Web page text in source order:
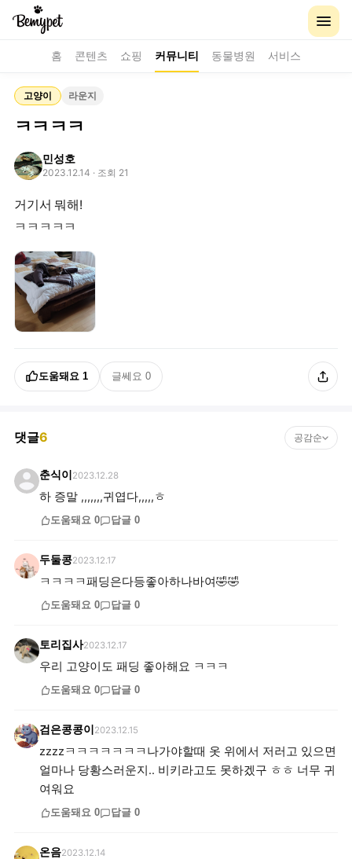
홈 콘텐츠 쇼핑 커뮤니티 동물병원 서비스
고양이 라운지
ㅋㅋㅋㅋ
민성호
2023.12.14 · 조회 21
거기서 뭐해!
ㅋㅋㅋㅋㅋ
도움돼요 1 글쎄요 0
댓글6 공감순
춘식이 2023.12.28
하 증말 ,,,,,,,귀엽다,,,,,ㅎ
도움돼요 0 답글 0
두둘콩2023.12.17
ㅋㅋㅋㅋ패딩은다등좋아하나바여🤣🤣
도움돼요 0 답글 0
토리집사2023.12.17
우리 고양이도 패딩 좋아해요 ㅋㅋㅋ
도움돼요 0 답글 0
검은콩콩이 2023.12.15
zzzzㅋㅋㅋㅋㅋㅋㅋ나가야할때 옷 위에서 저러고 있으면
얼마나 당황스러운지.. 비키라고도 못하겠구 ㅎㅎ 너무 귀
여워요
도움돼요 0 답글 0
온음2023.12.14